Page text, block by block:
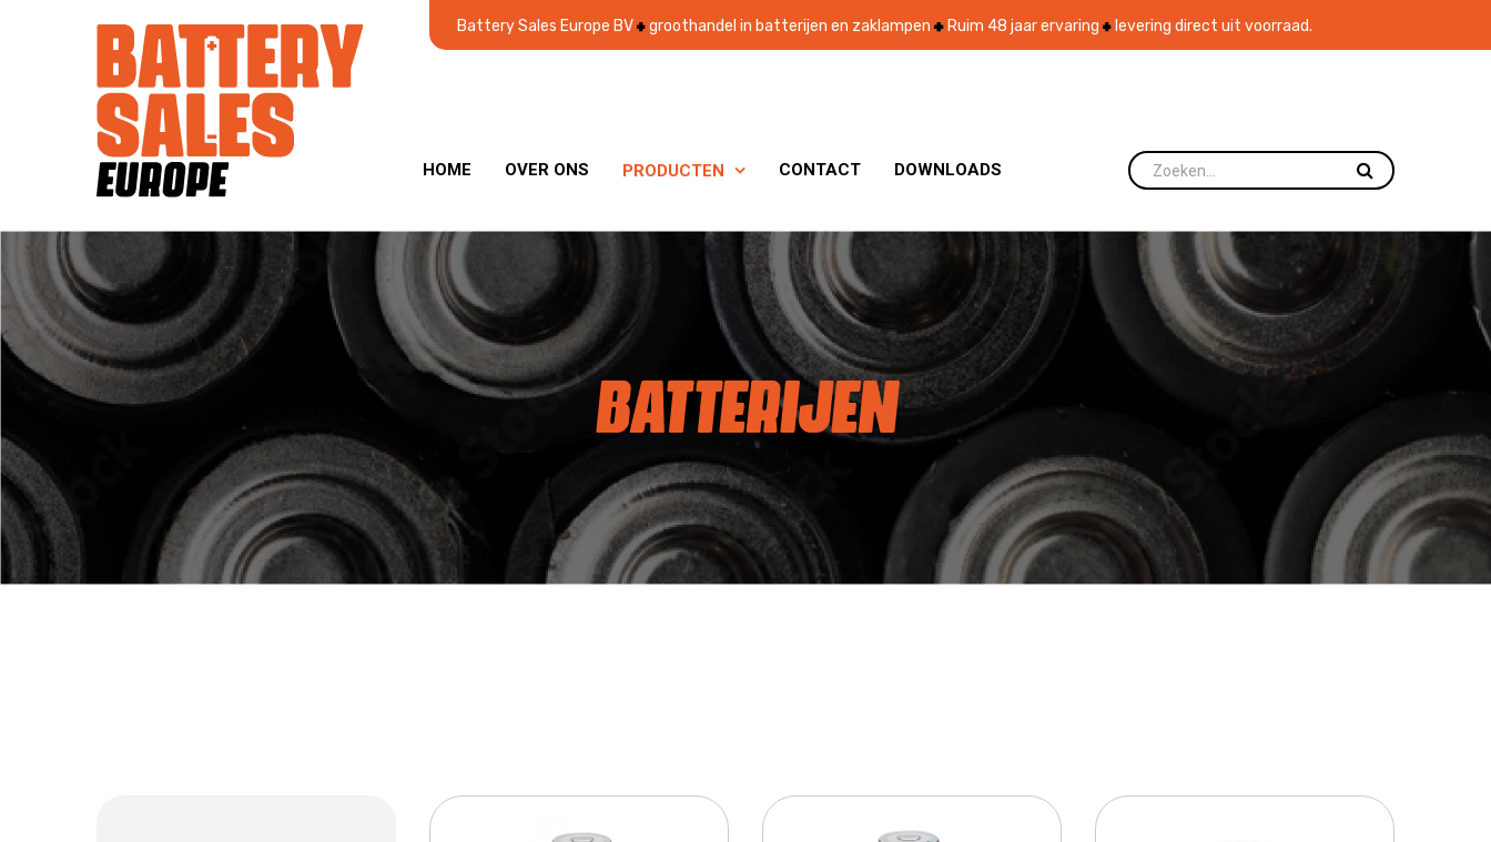
Battery Sales Europe BV groothandel in batterijen en zaklampen Ruim 48 jaar ervaring levering direct uit voorraad.
HOME OVER ONS PRODUCTEN  CONTACT DOWNLOADS
BATTERIJEN